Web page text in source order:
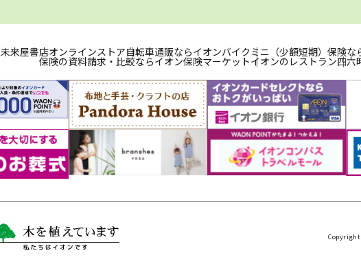
未来屋書店オンラインストア自転車通販ならイオンバイク ミニ（少額短期）保険な
保険の資料請求・比較ならイオン保険マーケットイオンのレストラン四六
Copyright